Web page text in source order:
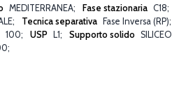
MEDITERRANEA Fase stazionaria C18
Tecnica separativa
Fase Inversa (RP)
100 USP L1 Supporto solido SILICEO